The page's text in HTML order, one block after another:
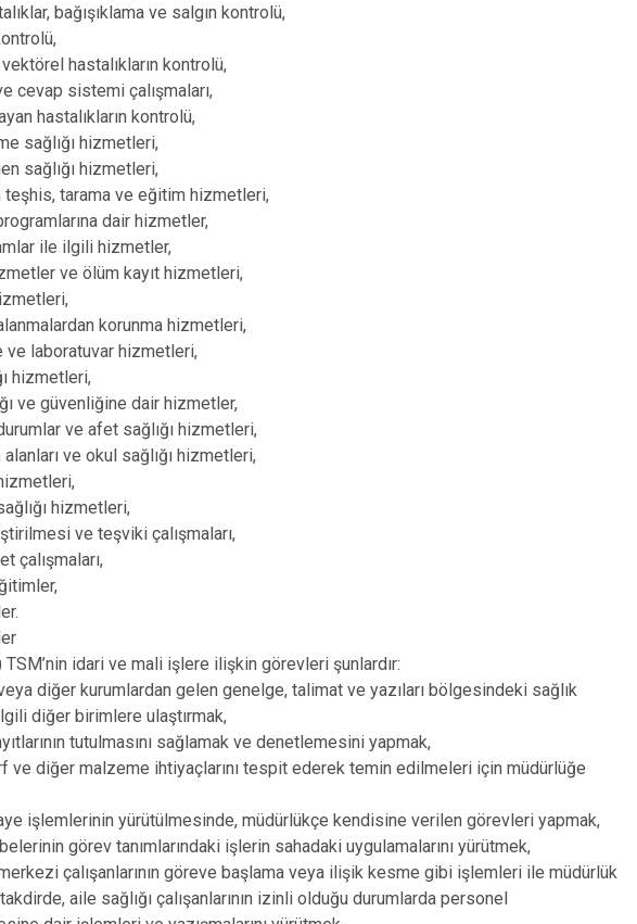
bağışıklama ve salgın kontrolü,
hastalıkların kontrolü,
cevap sistemi çalışmaları,
hastalıkların kontrolü,
sağlığı hizmetleri,
sağlığı hizmetleri,
teşhis, tarama ve eğitim hizmetleri,
dair hizmetler,
ile ilgili hizmetler,
ve ölüm kayıt hizmetleri,
korunma hizmetleri,
ve laboratuvar hizmetleri,
hizmetleri,
ve güvenliğine dair hizmetler,
ve afet sağlığı hizmetleri,
ve okul sağlığı hizmetleri,
hizmetleri,
ve teşviki çalışmaları,
çalışmaları,
idari ve mali işlere ilişkin görevleri şunlardır:
diğer kurumlardan gelen genelge, talimat ve yazıları bölgesindeki sağlık
diğer birimlere ulaştırmak,
tutulmasını sağlamak ve denetlemesini yapmak,
ve diğer malzeme ihtiyaçlarını tespit ederek temin edilmeleri için müdürlüğe
işlemlerinin yürütülmesinde, müdürlükçe kendisine verilen görevleri yapmak,
görev tanımlarındaki işlerin sahadaki uygulamalarını yürütmek,
çalışanlarının göreve başlama veya ilişik kesme gibi işlemleri ile müdürlük
aile sağlığı çalışanlarının izinli olduğu durumlarda personel